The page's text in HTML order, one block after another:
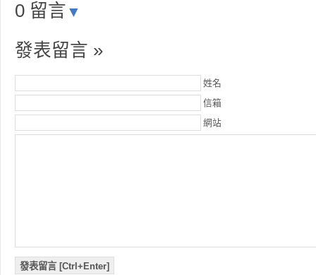
0 留言 ▼
發表留言 »
姓名
信箱
網站